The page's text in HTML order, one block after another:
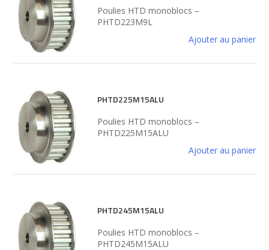
Poulies HTD monoblocs –
PHTD223M9L
Ajouter au panier
PHTD225M15ALU
Poulies HTD monoblocs –
PHTD225M15ALU
Ajouter au panier
PHTD245M15ALU
Poulies HTD monoblocs –
PHTD245M15ALU